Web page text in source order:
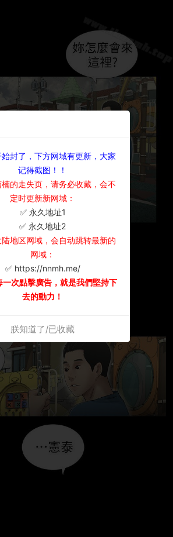
封了，下方网域有更新，大家
记得截图！！
的走失页，请务必收藏，会不
定时更新新网域：
✅ 永久地址1
✅ 永久地址2
地区网域，会自动跳转最新的
网域：
✅ https://nnmh.me/
一次點擊廣告，就是我們堅持下
去的動力！
朕知道了/已收藏